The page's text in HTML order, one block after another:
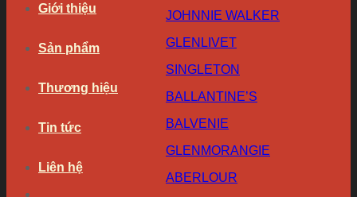
Giới thiệu
Sản phẩm
Thương hiệu
Tin tức
Liên hệ
JOHNNIE WALKER
GLENLIVET
SINGLETON
BALLANTINE’S
BALVENIE
GLENMORANGIE
ABERLOUR